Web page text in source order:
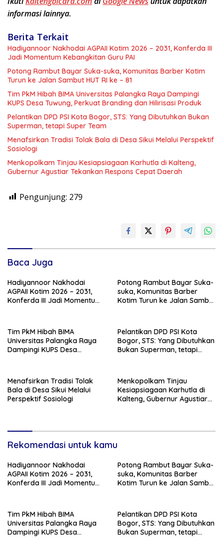
informasi lainnya.
Berita Terkait
Hadiyannoor Nakhodai AGPAII Kotim 2026 – 2031, Konferda III
Jadi Momentum Kebangkitan Guru PAI
Potong Rambut Bayar Suka-suka, Komunitas Barber Kotim
Turun ke Jalan Sambut HUT RI ke – 81
Tim PkM Hibah BIMA Universitas Palangka Raya Dampingi
KUPS Desa Tuwung, Perkuat Branding dan Hilirisasi Produk
Pelantikan DPD PSI Kota Bogor, STS: Yang Dibutuhkan Bukan
Superman, tetapi Super Team
Menafsirkan Tradisi Tolak Bala di Desa Sikui Melalui Perspektif
Sosiologi
Menkopolkam Tinjau Kesiapsiagaan Karhutla di Kalteng,
Gubernur Agustiar Tekankan Respons Cepat Daerah
Pengunjung: 279
Baca Juga
Hadiyannoor Nakhodai
AGPAII Kotim 2026 – 2031,
Konferda III Jadi Momentum
Potong Rambut Bayar Suka-
suka, Komunitas Barber
Kotim Turun ke Jalan Sambut
Tim PkM Hibah BIMA
Universitas Palangka Raya
Dampingi KUPS Desa
Pelantikan DPD PSI Kota
Bogor, STS: Yang Dibutuhkan
Bukan Superman, tetapi
Menafsirkan Tradisi Tolak
Bala di Desa Sikui Melalui
Perspektif Sosiologi
Menkopolkam Tinjau
Kesiapsiagaan Karhutla di
Kalteng, Gubernur Agustiar
Rekomendasi untuk kamu
Hadiyannoor Nakhodai
AGPAII Kotim 2026 – 2031,
Konferda III Jadi Momentum
Potong Rambut Bayar Suka-
suka, Komunitas Barber
Kotim Turun ke Jalan Sambut
Tim PkM Hibah BIMA
Universitas Palangka Raya
Dampingi KUPS Desa
Pelantikan DPD PSI Kota
Bogor, STS: Yang Dibutuhkan
Bukan Superman, tetapi